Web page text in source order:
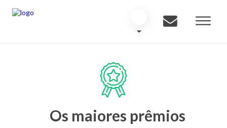
Os maiores prêmios